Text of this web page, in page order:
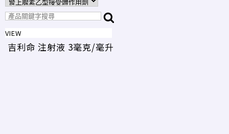
VIEW
吉利命 注射液 3毫克/毫升